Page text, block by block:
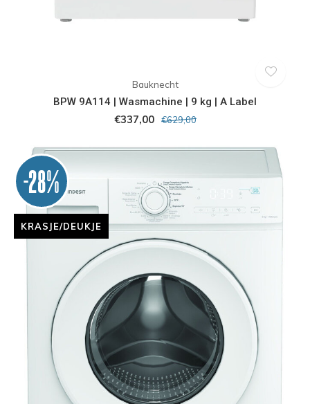
Bauknecht
BPW 9A114 | Wasmachine | 9 kg | A Label
€337,00 €629,00
-28%
KRASJE/DEUKJE